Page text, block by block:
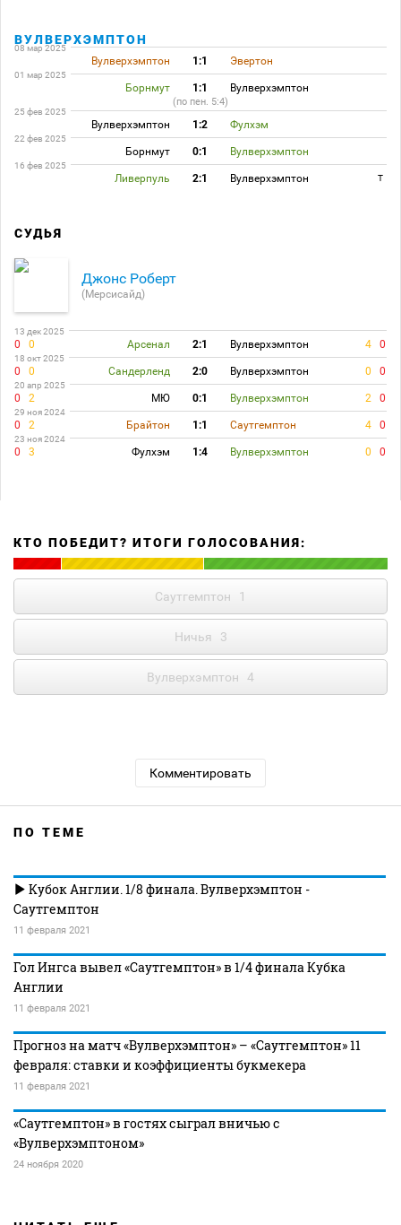
ВУЛВЕРХЭМПТОН
08 мар 2025
Вулверхэмптон 1:1 Эвертон
01 мар 2025
Борнмут 1:1 Вулверхэмптон
(по пен. 5:4)
25 фев 2025
Вулверхэмптон 1:2 Фулхэм
22 фев 2025
Борнмут 0:1 Вулверхэмптон
16 фев 2025
Ливерпуль 2:1 Вулверхэмптон T
СУДЬЯ
Джонс Роберт
(Мерсисайд)
13 дек 2025
0 0 Арсенал 2:1 Вулверхэмптон 4 0
18 окт 2025
0 0 Сандерленд 2:0 Вулверхэмптон 0 0
20 апр 2025
0 2 МЮ 0:1 Вулверхэмптон 2 0
29 ноя 2024
0 2 Брайтон 1:1 Саутгемптон 4 0
23 ноя 2024
0 3 Фулхэм 1:4 Вулверхэмптон 0 0
КТО ПОБЕДИТ? ИТОГИ ГОЛОСОВАНИЯ:
Саутгемптон 1
Ничья 3
Вулверхэмптон 4
Комментировать
ПО ТЕМЕ
Кубок Англии. 1/8 финала. Вулверхэмптон -
Саутгемптон
11 февраля 2021
Гол Ингса вывел «Саутгемптон» в 1/4 финала Кубка
Англии
11 февраля 2021
Прогноз на матч «Вулверхэмптон» – «Саутгемптон» 11
февраля: ставки и коэффициенты букмекера
11 февраля 2021
«Саутгемптон» в гостях сыграл вничью с
«Вулверхэмптоном»
24 ноября 2020